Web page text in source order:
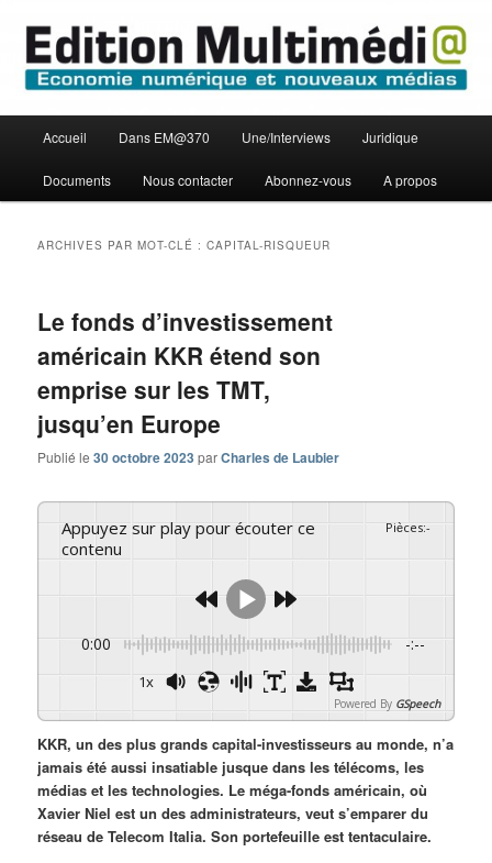
contenu
principal
contenu
secondaire
Edition Multimédi@
principal
Accueil Dans EM@370 Une/Interviews Juridique
Documents Nous contacter Abonnez-vous A propos
ARCHIVES PAR MOT-CLÉ :CAPITAL-RISQUEUR
Le fonds d’investissement
américain KKR étend son
emprise sur les TMT,
jusqu’en Europe
Publié le30 octobre 2023 parCharles de Laubier
Appuyez sur play pour écouter ce
contenu
Pièces:-
0:00 -:--
1x
Powered By GSpeech
KKR, un des plus grands capital-investisseurs au monde, n’a
jamais été aussi insatiable jusque dans les télécoms, les
médias et les technologies. Le méga-fonds américain, où
Xavier Niel est un des administrateurs, veut s’emparer du
réseau de Telecom Italia. Son portefeuille est tentaculaire.